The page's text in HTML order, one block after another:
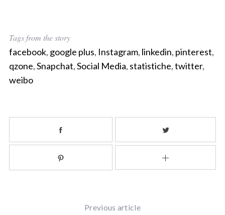
Tags from the story
facebook, google plus, Instagram, linkedin, pinterest,
qzone,Snapchat,Social Media, statistiche,twitter,
weibo
Previous article